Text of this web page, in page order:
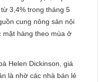
3,4% trong tháng 5
cung nông sản nội
mặt hàng theo mùa ở
Helen Dickinson, giá
là nhờ các nhà bán lẻ